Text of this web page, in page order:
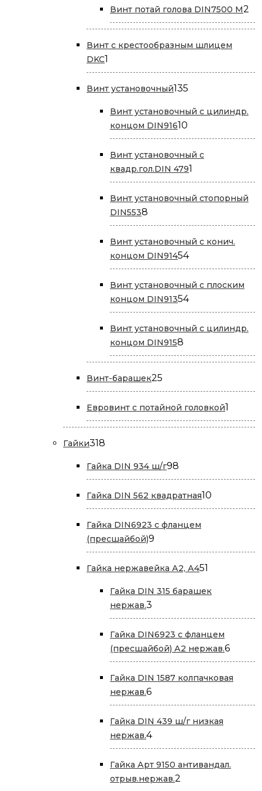
Винт потай голова DIN7500 М2
Винт с крестообразным шлицем
DKC1
товар
Винт установочный135
Винт установочный с цилиндр.
концом DIN91610
товаров
Винт установочный с
квадр.гол.DIN 4791
товар
Винт установочный стопорный
DIN5538
товаров
Винт установочный с конич.
концом DIN9145454
товара
Винт установочный с плоским
концом DIN9135454
товара
Винт установочный с цилиндр.
концом DIN9158
товаров
Винт-барашек25
товаров
Евровинт с потайной головкой1
товар
Гайки318
Гайка DIN 934 ш/г98
товаров
Гайка DIN 562 квадратная10
товаров
Гайка DIN6923 с фланцем
(пресшайбой)9
товаров
Гайка нержавейка А2, А451
Гайка DIN 315 барашек
нержав.3
товара
Гайка DIN6923 с фланцем
(пресшайбой) А2 нержав.66
Гайка DIN 1587 колпачковая
нержав.66
товаров
Гайка DIN 439 ш/г низкая
нержав.44
товара
Гайка Арт 9150 антивандал.
отрыв.нержав.2